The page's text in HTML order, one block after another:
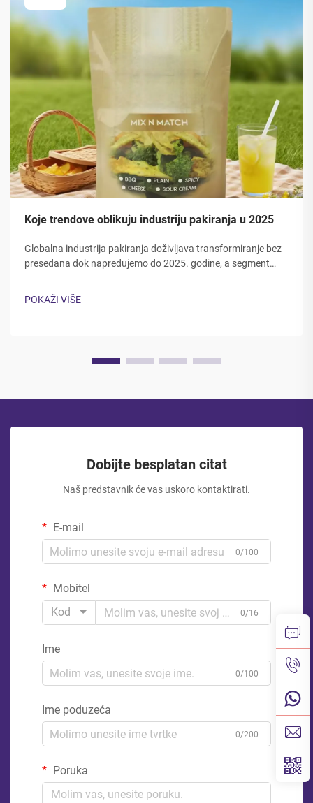
Koje trendove oblikuju industriju pakiranja u 2025
Globalna industrija pakiranja doživljava transformiranje bez
presedana dok napredujemo do 2025. godine, a segment
potrošači i tvrtke zahtijevaju održiviju, funkcionalniju...
POKAŽI VIŠE
Dobijte besplatan citat
Naš predstavnik će vas uskoro kontaktirati.
E-mail
0/100
Mobitel
Kod
0/16
Ime
0/100
Ime poduzeća
0/200
Poruka